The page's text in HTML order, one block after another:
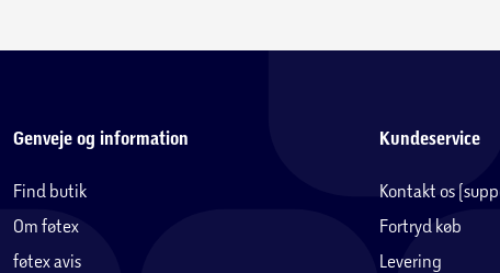
Genveje og information
Find butik
Om føtex
føtex avis
Kundeservice
Kontakt os
Fortryd køb
Levering